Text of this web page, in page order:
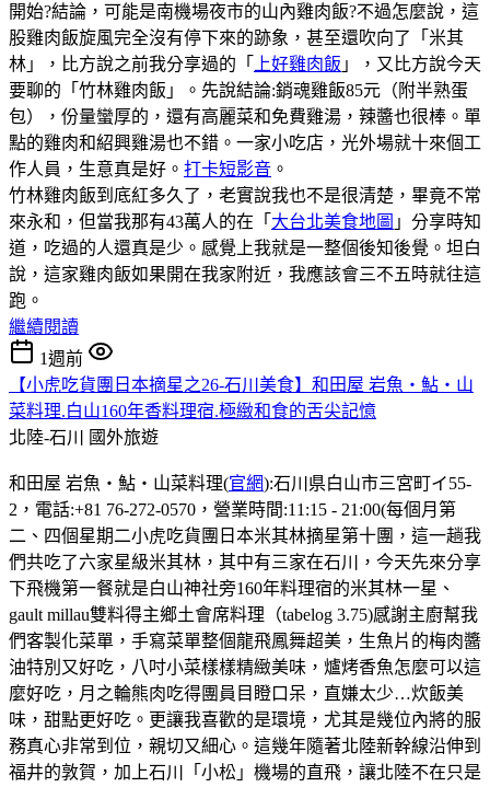
開始?結論，可能是南機場夜市的山內雞肉飯?不過怎麼說，這
股雞肉飯旋風完全沒有停下來的跡象，甚至還吹向了「米其
林」，比方說之前我分享過的「
上好雞肉飯 」，又比方說今天
要聊的「竹林雞肉飯」。先說結論:銷魂雞飯85元（附半熟蛋
包），份量蠻厚的，還有高麗菜和免費雞湯，辣醬也很棒。單
點的雞肉和紹興雞湯也不錯。一家小吃店，光外場就十來個工
作人員，生意真是好。 打卡短影音 。
竹林雞肉飯到底紅多久了，老實說我也不是很清楚，畢竟不常
來永和，但當我那有43萬人的在「 大台北美食地圖 」分享時知
道，吃過的人還真是少。感覺上我就是一整個後知後覺。坦白
說，這家雞肉飯如果開在我家附近，我應該會三不五時就往這
跑。
繼續閱讀
1週前
【小虎吃貨團日本摘星之26-石川美食】和田屋 岩魚・鮎・山
菜料理.白山160年香料理宿.極緻和食的舌尖記憶
北陸-石川
國外旅遊
和田屋 岩魚・鮎・山菜料理(官網):石川県白山市三宮町イ55-
2，電話:+81 76-272-0570，營業時間:11:15 - 21:00(每個月第
二、四個星期二小虎吃貨團日本米其林摘星第十團，這一趟我
們共吃了六家星級米其林，其中有三家在石川，今天先來分享
下飛機第一餐就是白山神社旁160年料理宿的米其林一星、
gault millau雙料得主鄉土會席料理（tabelog 3.75)感謝主廚幫我
們客製化菜單，手寫菜單整個龍飛鳳舞超美，生魚片的梅肉醬
油特別又好吃，八吋小菜樣樣精緻美味，爐烤香魚怎麼可以這
麼好吃，月之輪熊肉吃得團員目瞪口呆，直嫌太少…炊飯美
味，甜點更好吃。更讓我喜歡的是環境，尤其是幾位內將的服
務真心非常到位，親切又細心。這幾年隨著北陸新幹線沿伸到
福井的敦賀，加上石川「小松」機場的直飛，讓北陸不在只是